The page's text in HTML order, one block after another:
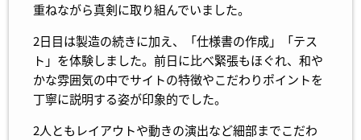
重ねながら真剣に取り組んでいました。
2日目は製造の続きに加え、「仕様書の作成」「テス
ト」を体験しました。前日に比べ緊張もほぐれ、和や
かな雰囲気の中でサイトの特徴やこだわりポイントを
丁寧に説明する姿が印象的でした。
2人ともレイアウトや動きの演出など細部までこだわ